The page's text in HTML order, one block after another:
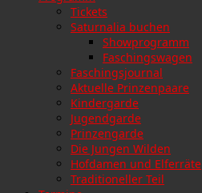
Tickets
Saturnalia buchen
Showprogramm
Faschingswagen
Faschingsjournal
Aktuelle Prinzenpaare
Kindergarde
Jugendgarde
Prinzengarde
Die Jungen Wilden
Hofdamen und Elferräte
Traditioneller Teil